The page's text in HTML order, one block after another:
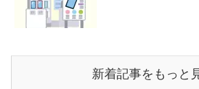
新着記事をもっと